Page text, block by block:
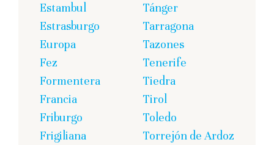
Estambul
Estrasburgo
Europa
Fez
Formentera
Francia
Friburgo
Frigiliana
Tánger
Tarragona
Tazones
Tenerife
Tiedra
Tirol
Toledo
Torrejón de Ardoz